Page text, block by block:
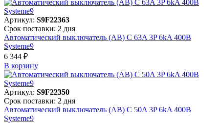
Артикул: S9F22363
Срок поставки: 2 дня
Автоматический выключатель (АВ) C 63A 3P 6kA 400В
Systeme9
6 344 ₽
В корзинy
Артикул: S9F22350
Срок поставки: 2 дня
Автоматический выключатель (АВ) C 50A 3P 6kA 400В
Systeme9